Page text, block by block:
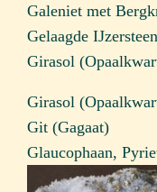
Galeniet met
Gelaagde IJzersteen
Girasol
Girasol
Git (Gagaat)
Glaucophaan,